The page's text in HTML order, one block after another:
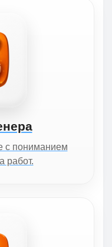
с пониманием
работ.